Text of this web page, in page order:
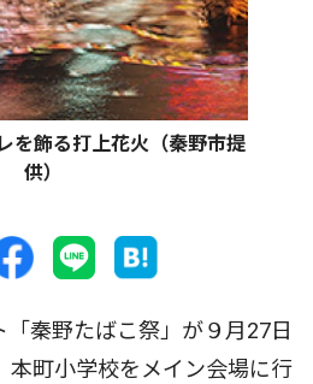
を飾る打上花火（秦野市提
供）
秦野たばこ祭」が９月27日
本町小学校をメイン会場に行